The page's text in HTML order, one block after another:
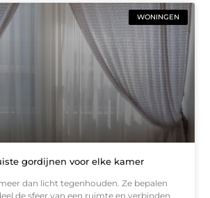
WONINGEN
gordijnen voor elke kamer
dan licht tegenhouden. Ze bepalen
de sfeer van een ruimte en verbinden